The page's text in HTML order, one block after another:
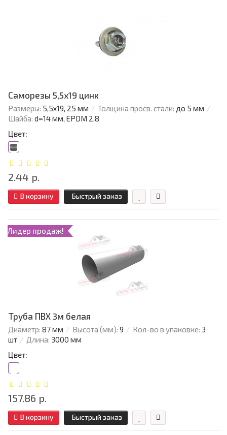
Саморезы 5,5х19 цинк
Размеры: 5,5х19, 25 мм Толщина просв. стали: до 5 мм
Шайба: d=14 мм, EPDM 2,8
Цвет:
2.44 р.
В корзину Быстрый заказ
Лидер продаж!
Труба ПВХ 3м белая
Диаметр: 87 мм Высота (мм): 9 Кол-во в упаковке: 3
шт
Длина: 3000 мм
Цвет:
157.86 р.
В корзину Быстрый заказ